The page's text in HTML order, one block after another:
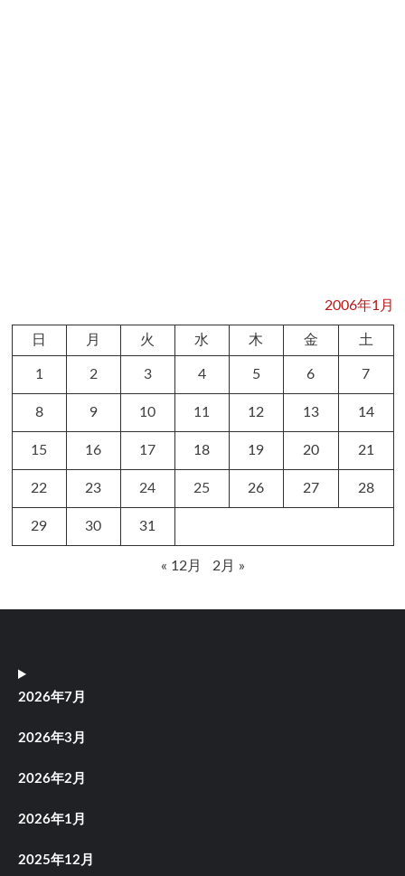
2006年1月
日 月 火 水 木 金 土
1 2 3 4 5 6 7
8 9 10 11 12 13 14
15 16 17 18 19 20 21
22 23 24 25 26 27 28
29 30 31
« 12月 2月 »
2026年7月
2026年3月
2026年2月
2026年1月
2025年12月